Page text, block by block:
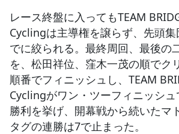
レース終盤に入ってもTEAM
Cyclingは主導権を譲らず、先頭集
でに絞られる。最終周回、最後の
を、松田祥位、窪木一茂の順でク
順番でフィニッシュし、TEAM
Cyclingがワン・ツーフィニッシ
勝利を挙げ、開幕戦から続いたマ
タグの連勝は7で止まった。